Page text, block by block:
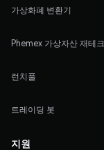
가상화폐 변환기
Phemex 가상자산 재테크
런치풀
트레이딩 봇
지원